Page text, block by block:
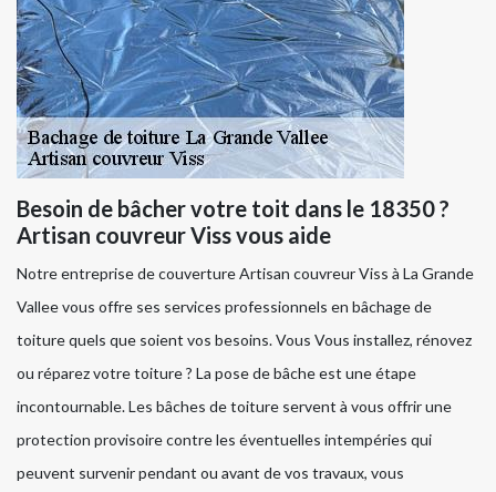
Besoin de bâcher votre toit dans le 18350 ?
Artisan couvreur Viss vous aide
Notre entreprise de couverture Artisan couvreur Viss à La Grande
Vallee vous offre ses services professionnels en bâchage de
toiture quels que soient vos besoins. Vous Vous installez, rénovez
ou réparez votre toiture ? La pose de bâche est une étape
incontournable. Les bâches de toiture servent à vous offrir une
protection provisoire contre les éventuelles intempéries qui
peuvent survenir pendant ou avant de vos travaux, vous